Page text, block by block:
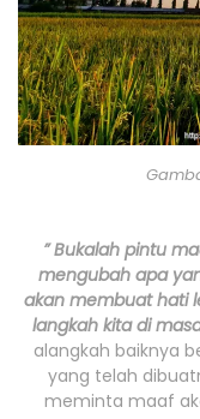
” Bukalah pintu
mengubah apa
akan membuat hati
langkah kita di
alangkah baiknya
yang telah
meminta maaf